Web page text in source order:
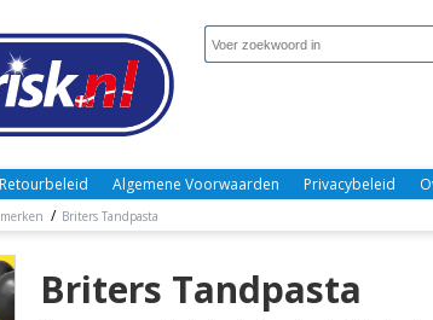
Retourbeleid Algemene Voorwaarden Privacybeleid
/ Briters Tandpasta
Briters Tandpasta